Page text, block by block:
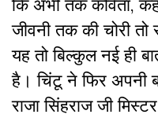
कि अभी तक कविता,
जीवनी तक की चोरी
यह तो बिल्कुल नई ही
है। चिंटू ने फिर अपनी
राजा सिंहराज जी